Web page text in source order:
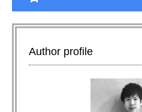
Author profile